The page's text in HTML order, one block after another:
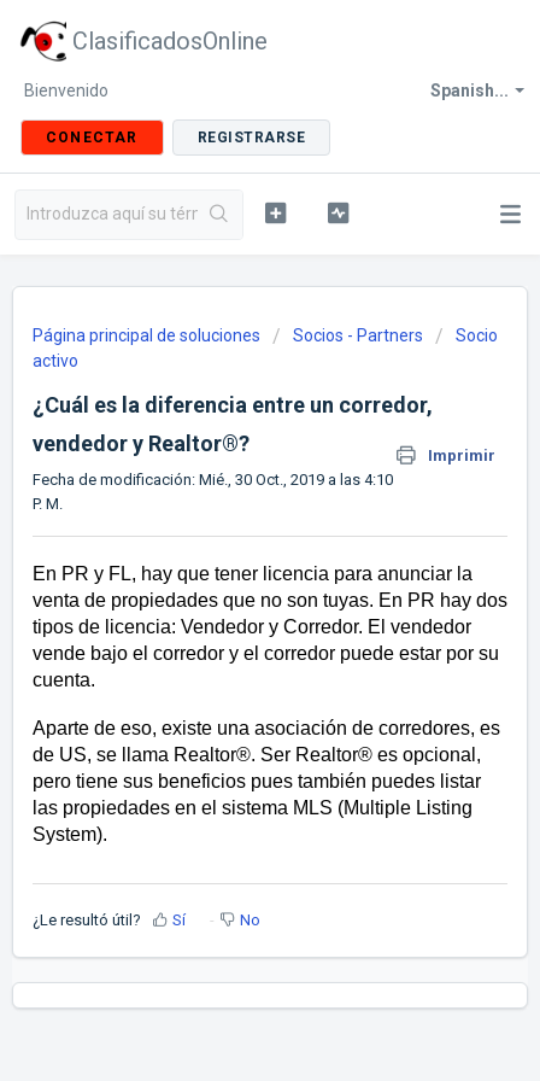
ClasificadosOnline
Spanish...
Bienvenido
CONECTAR REGISTRARSE
Página principal de soluciones Socios - Partners
Socio
activo
¿Cuál es la diferencia entre un corredor,
vendedor y Realtor®?
Imprimir
Fecha de modificación: Mié., 30 Oct., 2019 a las 4:10
P. M.
En PR y FL, hay que tener licencia para anunciar la
venta de propiedades que no son tuyas. En PR hay dos
tipos de licencia: Vendedor y Corredor. El vendedor
vende bajo el corredor y el corredor puede estar por su
cuenta.
Aparte de eso, existe una asociación de corredores, es
de US, se llama Realtor®. Ser Realtor® es opcional,
pero tiene sus beneficios pues también puedes listar
las propiedades en el sistema MLS (Multiple Listing
System).
¿Le resultó útil? Sí No